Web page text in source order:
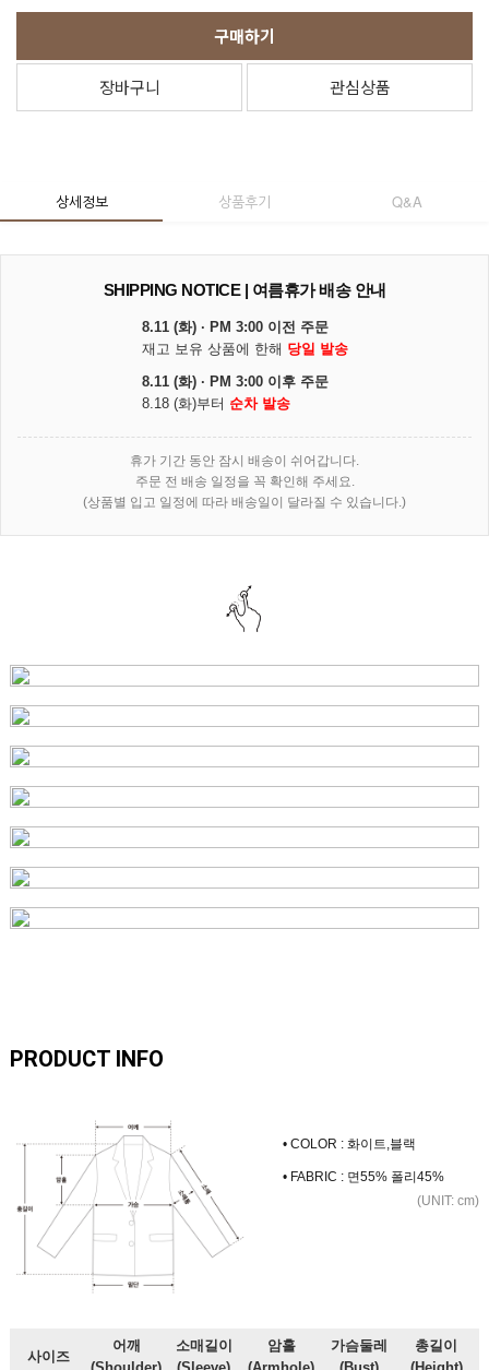
구매하기
장바구니 관심상품
상세정보 상품후기 Q&A
SHIPPING NOTICE | 여름휴가 배송 안내
8.11 (화) · PM 3:00 이전 주문
재고 보유 상품에 한해 당일 발송
8.11 (화) · PM 3:00 이후 주문
8.18 (화)부터 순차 발송
휴가 기간 동안 잠시 배송이 쉬어갑니다.
주문 전 배송 일정을 꼭 확인해 주세요.
(상품별 입고 일정에 따라 배송일이 달라질 수 있습니다.)